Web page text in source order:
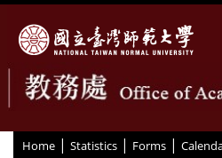
Home | Statistics | Forms |